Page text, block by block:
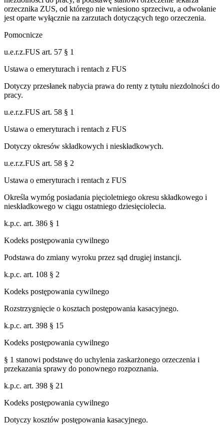
orzecznika ZUS, od którego nie wniesiono sprzeciwu, a odwołanie
jest oparte wyłącznie na zarzutach dotyczących tego orzeczenia.
Pomocnicze
u.e.r.z.FUS art. 57 § 1
Ustawa o emeryturach i rentach z FUS
Dotyczy przesłanek nabycia prawa do renty z tytułu niezdolności do
pracy.
u.e.r.z.FUS art. 58 § 1
Ustawa o emeryturach i rentach z FUS
Dotyczy okresów składkowych i nieskładkowych.
u.e.r.z.FUS art. 58 § 2
Ustawa o emeryturach i rentach z FUS
Określa wymóg posiadania pięcioletniego okresu składkowego i
nieskładkowego w ciągu ostatniego dziesięciolecia.
k.p.c. art. 386 § 1
Kodeks postępowania cywilnego
Podstawa do zmiany wyroku przez sąd drugiej instancji.
k.p.c. art. 108 § 2
Kodeks postępowania cywilnego
Rozstrzygnięcie o kosztach postępowania kasacyjnego.
k.p.c. art. 398 § 15
Kodeks postępowania cywilnego
§ 1 stanowi podstawę do uchylenia zaskarżonego orzeczenia i
przekazania sprawy do ponownego rozpoznania.
k.p.c. art. 398 § 21
Kodeks postępowania cywilnego
Dotyczy kosztów postępowania kasacyjnego.